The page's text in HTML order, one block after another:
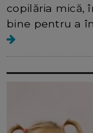
copilăria mică,
bine pentru a